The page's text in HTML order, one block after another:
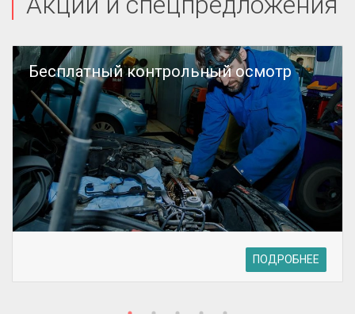
Бесплатный контрольный осмотр
ПОДРОБНЕЕ